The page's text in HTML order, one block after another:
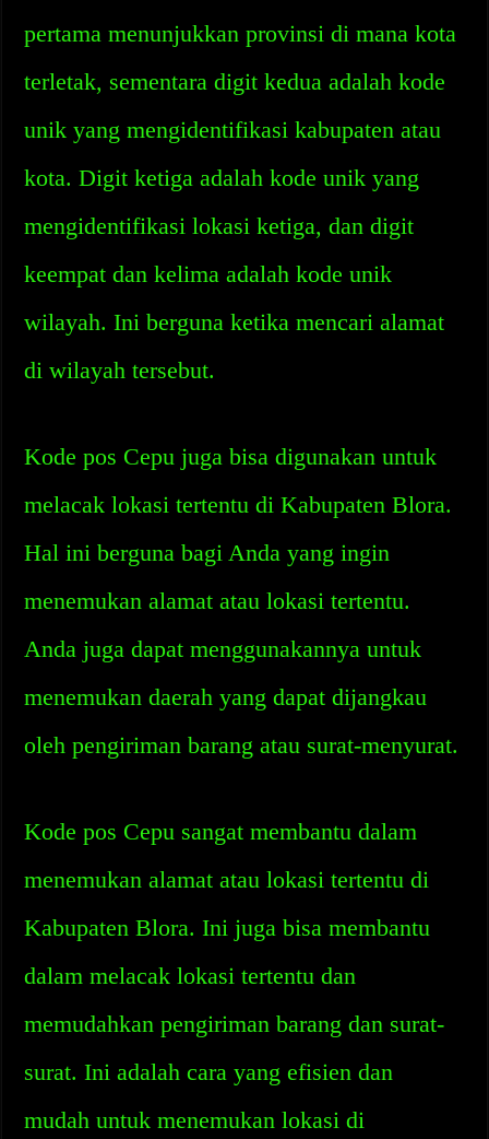
pertama menunjukkan provinsi di mana kota
terletak, sementara digit kedua adalah kode
unik yang mengidentifikasi kabupaten atau
kota. Digit ketiga adalah kode unik yang
mengidentifikasi lokasi ketiga, dan digit
keempat dan kelima adalah kode unik
wilayah. Ini berguna ketika mencari alamat
di wilayah tersebut.
Kode pos Cepu juga bisa digunakan untuk
melacak lokasi tertentu di Kabupaten Blora.
Hal ini berguna bagi Anda yang ingin
menemukan alamat atau lokasi tertentu.
Anda juga dapat menggunakannya untuk
menemukan daerah yang dapat dijangkau
oleh pengiriman barang atau surat-menyurat.
Kode pos Cepu sangat membantu dalam
menemukan alamat atau lokasi tertentu di
Kabupaten Blora. Ini juga bisa membantu
dalam melacak lokasi tertentu dan
memudahkan pengiriman barang dan surat-
surat. Ini adalah cara yang efisien dan
mudah untuk menemukan lokasi di